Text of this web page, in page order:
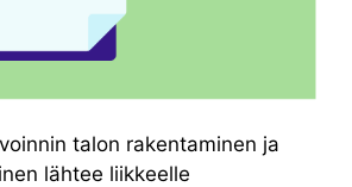
talon rakentaminen ja
lähtee liikkeelle